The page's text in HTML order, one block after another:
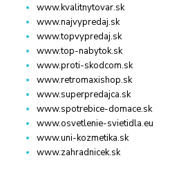
www.kvalitnytovar.sk
www.najvypredaj.sk
www.topvypredaj.sk
www.top-nabytok.sk
www.proti-skodcom.sk
www.retromaxishop.sk
www.superpredajca.sk
www.spotrebice-domace.sk
www.osvetlenie-svietidla.eu
www.uni-kozmetika.sk
www.zahradnicek.sk